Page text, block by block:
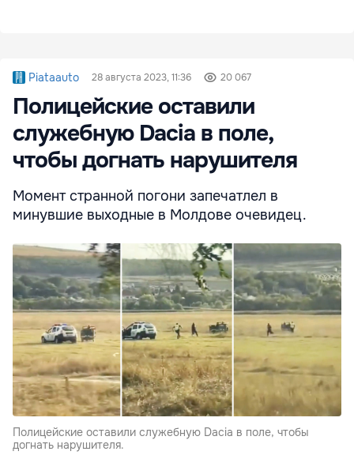
Piataauto 28 августа 2023, 11:36 20 067
Полицейские оставили
служебную Dacia в поле,
чтобы догнать нарушителя
Момент странной погони запечатлел в
минувшие выходные в Молдове очевидец.
Полицейские оставили служебную Dacia в поле, чтобы
догнать нарушителя.